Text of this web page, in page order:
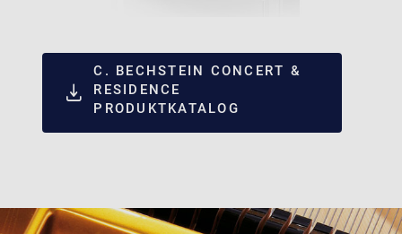
C. BECHSTEIN CONCERT &
RESIDENCE
PRODUKTKATALOG